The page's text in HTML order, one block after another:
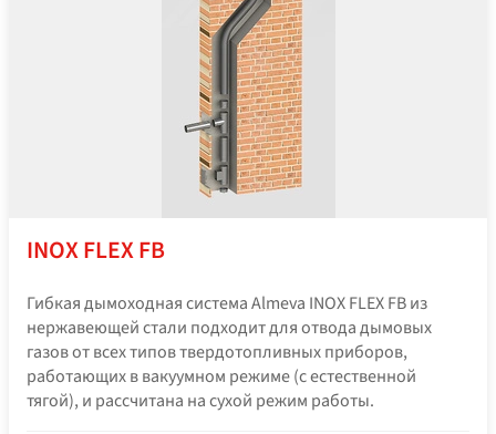
INOX FLEX FB
Гибкая дымоходная система Almeva INOX FLEX FB из
нержавеющей стали подходит для отвода дымовых
газов от всех типов твердотопливных приборов,
работающих в вакуумном режиме (с естественной
тягой), и рассчитана на сухой режим работы.